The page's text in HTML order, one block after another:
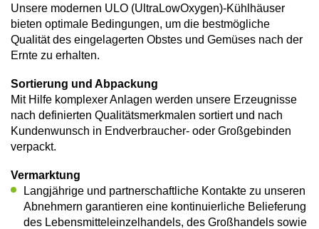
Unsere modernen ULO (UltraLowOxygen)-Kühlhäuser
bieten optimale Bedingungen, um die bestmögliche
Qualität des eingelagerten Obstes und Gemüses nach der
Ernte zu erhalten.
Sortierung und Abpackung
Mit Hilfe komplexer Anlagen werden unsere Erzeugnisse
nach definierten Qualitätsmerkmalen sortiert und nach
Kundenwunsch in Endverbraucher- oder Großgebinden
verpackt.
Vermarktung
Langjährige und partnerschaftliche Kontakte zu unseren
Abnehmern garantieren eine kontinuierliche Belieferung
des Lebensmitteleinzelhandels, des Großhandels sowie